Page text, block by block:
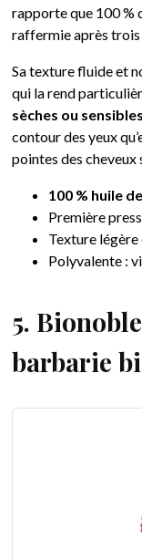
rapporte que 100 %
raffermie après trois
Sa texture fluide et
qui la rend
sèches ou sensibles
contour des yeux
pointes des cheveux
100 % huile
Première
Texture
Polyvalente :
5.
barbarie